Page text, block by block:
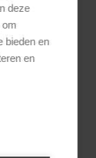
deze
bieden en
en